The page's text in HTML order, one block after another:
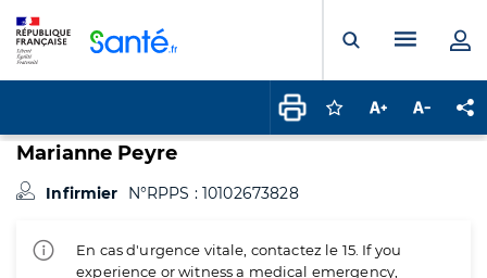
Ouvrir laMenu
Connectez-vous
Augmenter la
Marianne Peyre
Infirmier N°RPPS : 10102673828
En cas d'urgence vitale, contactez le 15. If you
experience or witness a medical emergency,